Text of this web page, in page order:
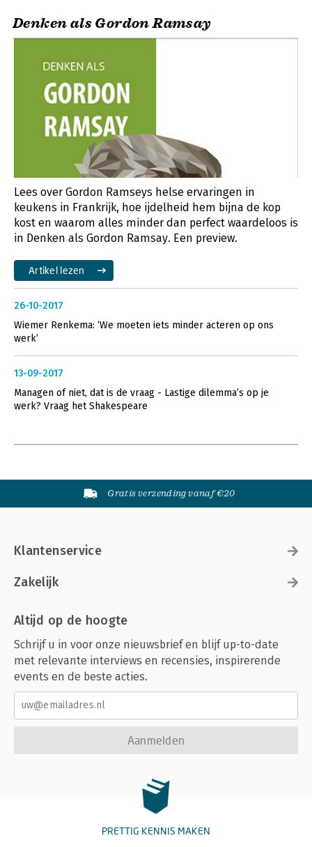
Denken als Gordon Ramsay
Lees over Gordon Ramseys helse ervaringen in
keukens in Frankrijk, hoe ijdelheid hem bijna de kop
kost en waarom alles minder dan perfect waardeloos is
in Denken als Gordon Ramsay. Een preview.
Artikel lezen
26-10-2017
Wiemer Renkema: ‘We moeten iets minder acteren op ons
werk’
13-09-2017
Managen of niet, dat is de vraag - Lastige dilemma’s op je
werk? Vraag het Shakespeare
Gratis verzending vanaf €20
Klantenservice
Zakelijk
Altijd op de hoogte
Schrijf u in voor onze nieuwsbrief en blijf up-to-date
met relevante interviews en recensies, inspirerende
events en de beste acties.
Aanmelden
PRETTIG KENNIS MAKEN